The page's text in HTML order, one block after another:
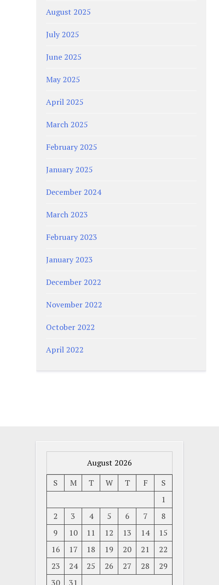
August 2025
July 2025
June 2025
May 2025
April 2025
March 2025
February 2025
January 2025
December 2024
March 2023
February 2023
January 2023
December 2022
November 2022
October 2022
April 2022
August 2026
S
M T W T F
S
1
2
3 4 5 6 7
8
9
10 11 12 13 14
15
16
17 18 19 20 21
22
23
24 25 26 27 28
29
30
31